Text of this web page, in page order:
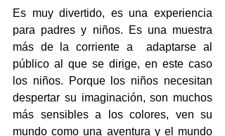
Es muy divertido, es una experiencia
para padres y niños. Es una muestra
más de la corriente a  adaptarse al
público al que se dirige, en este caso
los niños. Porque los niños necesitan
despertar su imaginación, son muchos
más sensibles a los colores, ven su
mundo como una aventura y el mundo